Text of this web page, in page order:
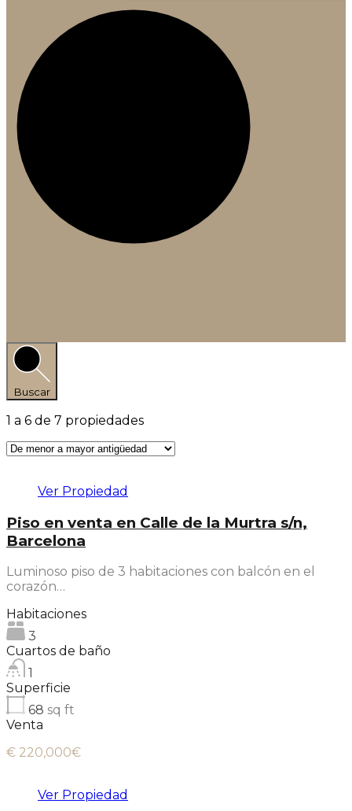
Buscar
1 a 6 de 7 propiedades
Ver Propiedad
Piso en venta en Calle de la Murtra s/n,
Barcelona
Luminoso piso de 3 habitaciones con balcón en el
corazón…
Habitaciones
3
Cuartos de baño
1
Superficie
68 sq ft
Venta
€ 220,000€
Ver Propiedad